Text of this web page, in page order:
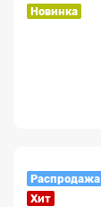
Новинка
Распродажа
Хит